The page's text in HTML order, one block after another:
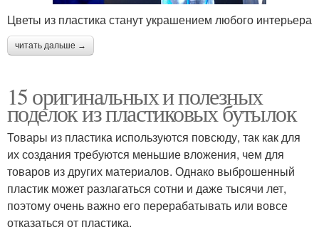
Цветы из пластика станут украшением любого интерьера
читать дальше →
15 оригинальных и полезных
поделок из пластиковых бутылок
Товары из пластика используются повсюду, так как для
их создания требуются меньшие вложения, чем для
товаров из других материалов. Однако выброшенный
пластик может разлагаться сотни и даже тысячи лет,
поэтому очень важно его перерабатывать или вовсе
отказаться от пластика.